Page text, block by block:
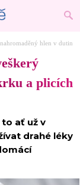
hlen v
a plicích
ať už v
drahé léky